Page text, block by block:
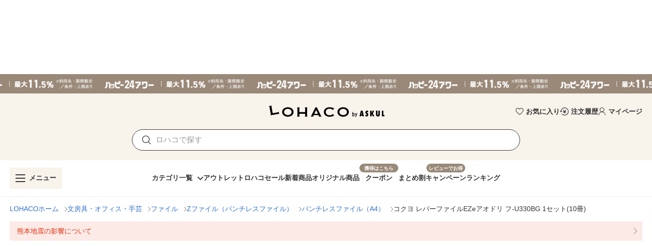
お気に入り 注文履歴 マイページ
メニュー カテゴリ一覧 アウトレット ロハコセール新着商品オリジナル商品
獲得はこちら
クーポン まとめ割
レビューでお得
キャンペーンランキング
LOHACOホーム 文房具・オフィス・手芸 ファイル Zファイル（パンチレスファイル） パンチレスファイル（A4） コクヨ レバーファイルEZeアオドリ フ-U330BG 1セット(10冊)
熊本地震の影響について